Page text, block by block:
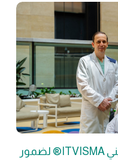
سدرة للطب يقدم أول علاج جيني ITVISMA® لضمور